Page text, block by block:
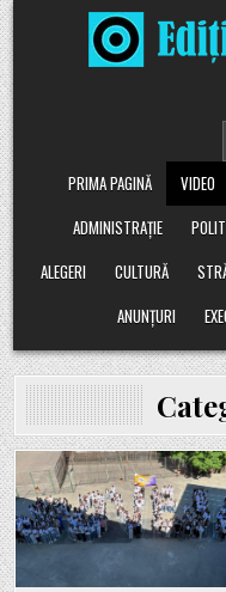
Skip
to
content
PRIMA PAGINĂ
VIDEO
ADMINISTRAȚIE
ALEGERI
CULTURĂ
ANUNȚURI
Posted
in